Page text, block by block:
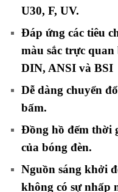
U30, F, UV.
Đáp ứng các tiêu
màu sắc trực
DIN, ANSI và BSI
Dễ dàng chuyển
bấm.
Đồng hồ đếm thời
của bóng đèn.
Nguồn sáng khởi
không có sự nhấp